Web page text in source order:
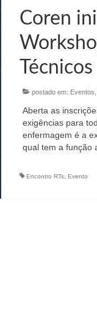
Coren
Técnicos
postado em: Eventos
Aberta as
exigências para
enfermagem é a
qual tem a função
Encontro RTs, Evento